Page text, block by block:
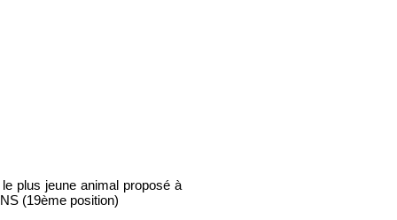
plus jeune animal proposé à
(19ème position)